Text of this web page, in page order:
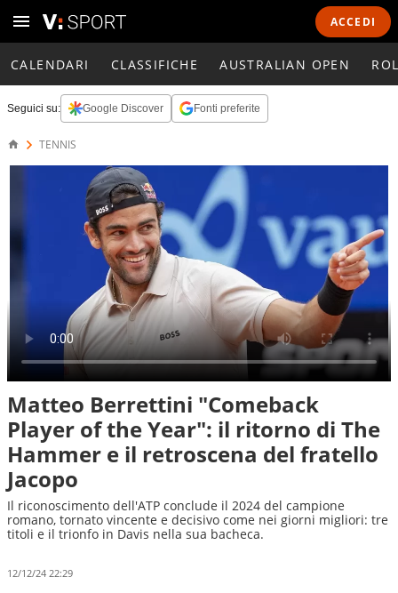
ACCEDI
CALENDARI CLASSIFICHE AUSTRALIAN OPEN
Seguici su: Google Discover Fonti preferite
TENNIS
Matteo Berrettini "Comeback
Player of the Year": il ritorno di The
Hammer e il retroscena del fratello
Jacopo
Il riconoscimento dell'ATP conclude il 2024 del campione
romano, tornato vincente e decisivo come nei giorni migliori: tre
titoli e il trionfo in Davis nella sua bacheca.
12/12/24 22:29